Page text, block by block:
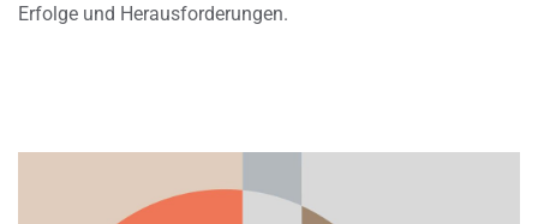
Erfolge und Herausforderungen.